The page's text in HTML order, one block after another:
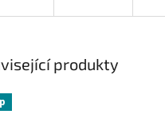
produkty